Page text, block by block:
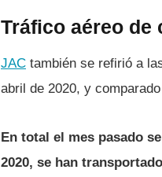
Tráfico aéreo de
JAC también se refirió a
abril de 2020, y
En total el mes pasado
2020, se han